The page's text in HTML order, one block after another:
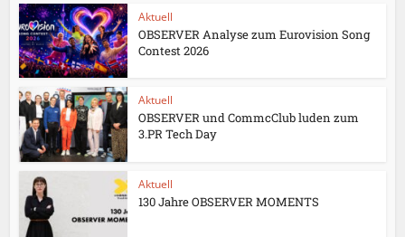
Aktuell
OBSERVER Analyse zum Eurovision Song
Contest 2026
Aktuell
OBSERVER und CommcClub luden zum
3.PR Tech Day
Aktuell
130 Jahre OBSERVER MOMENTS